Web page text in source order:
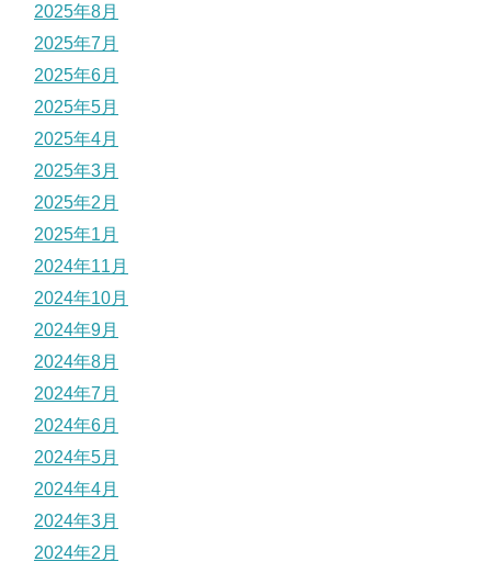
2025年8月
2025年7月
2025年6月
2025年5月
2025年4月
2025年3月
2025年2月
2025年1月
2024年11月
2024年10月
2024年9月
2024年8月
2024年7月
2024年6月
2024年5月
2024年4月
2024年3月
2024年2月